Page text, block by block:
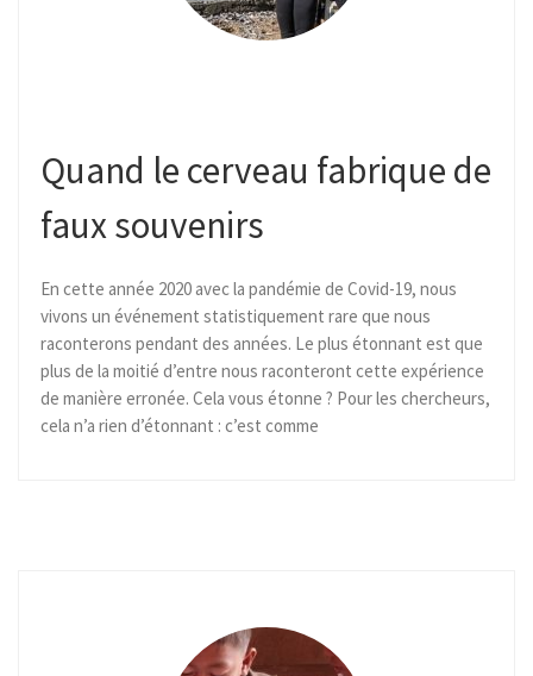
Quand le cerveau fabrique de
faux souvenirs
En cette année 2020 avec la pandémie de Covid-19, nous
vivons un événement statistiquement rare que nous
raconterons pendant des années. Le plus étonnant est que
plus de la moitié d’entre nous raconteront cette expérience
de manière erronée. Cela vous étonne ? Pour les chercheurs,
cela n’a rien d’étonnant : c’est comme